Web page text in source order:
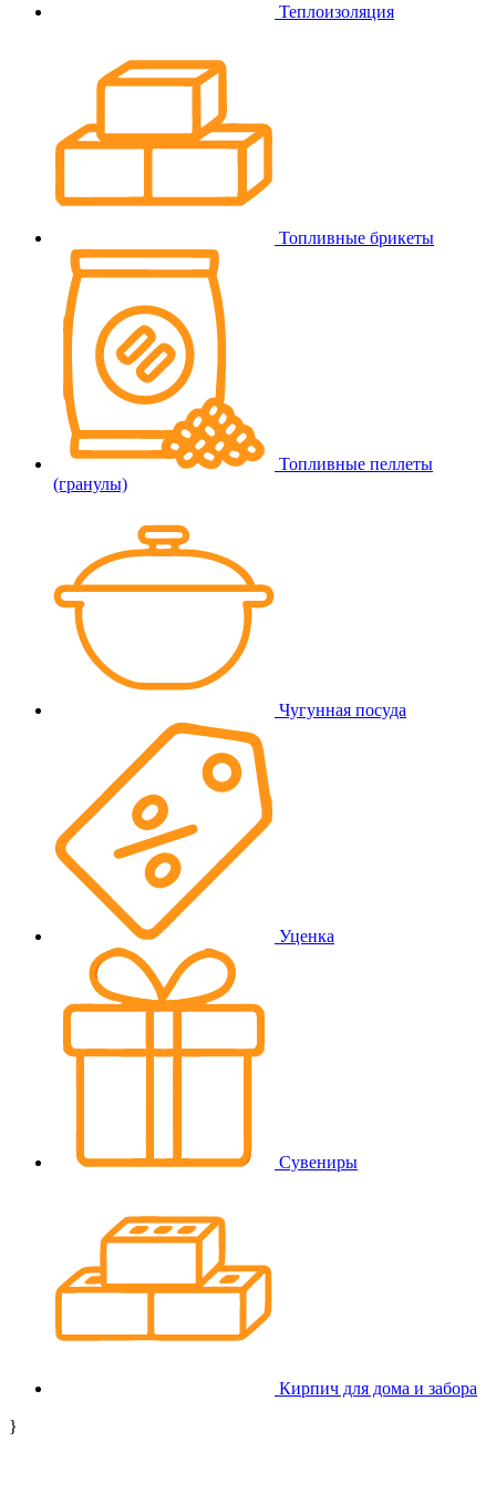
Теплоизоляция
Топливные брикеты
Топливные пеллеты
(гранулы)
Чугунная посуда
Уценка
Сувениры
Кирпич для дома и забора
}